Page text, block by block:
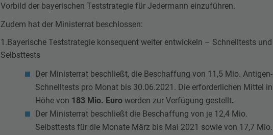
Vorbild der bayerischen Teststrategie für Jedermann einzuführen.
Zudem hat der Ministerrat beschlossen:
1.Bayerische Teststrategie konsequent weiter entwickeln – Schnelltests und
Selbsttests
Der Ministerrat beschließt, die Beschaffung von 11,5 Mio. Antigen-
Schnelltests pro Monat bis 30.06.2021. Die erforderlichen Mittel in
Höhe von 183 Mio. Euro werden zur Verfügung gestellt.
Der Ministerrat beschließt die Beschaffung von je 12,4 Mio.
Selbsttests für die Monate März bis Mai 2021 sowie von 17,7 Mio.